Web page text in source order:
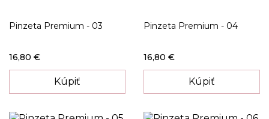
Pinzeta Premium - 03
16,80 €
Kúpiť
Pinzeta Premium - 04
16,80 €
Kúpiť